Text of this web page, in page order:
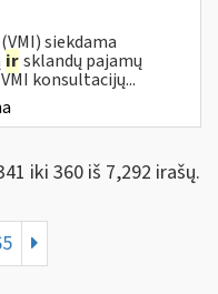
siekdama
irsklandų pajamų
konsultacijų...
iki 360 iš 7,292 irašų.